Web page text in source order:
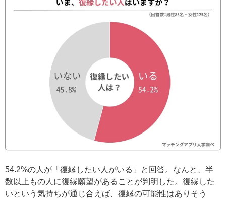
54.2%の人が「復縁したい人がいる」と回答。なんと、半
数以上もの人に復縁願望があることが判明した。復縁した
いという気持ちが通じ合えば、復縁の可能性はありそう